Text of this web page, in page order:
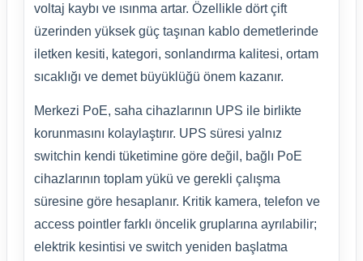
voltaj kaybı ve ısınma artar. Özellikle dört çift
üzerinden yüksek güç taşınan kablo demetlerinde
iletken kesiti, kategori, sonlandırma kalitesi, ortam
sıcaklığı ve demet büyüklüğü önem kazanır.
Merkezi PoE, saha cihazlarının UPS ile birlikte
korunmasını kolaylaştırır. UPS süresi yalnız
switchin kendi tüketimine göre değil, bağlı PoE
cihazlarının toplam yükü ve gerekli çalışma
süresine göre hesaplanır. Kritik kamera, telefon ve
access pointler farklı öncelik gruplarına ayrılabilir;
elektrik kesintisi ve switch yeniden başlatma